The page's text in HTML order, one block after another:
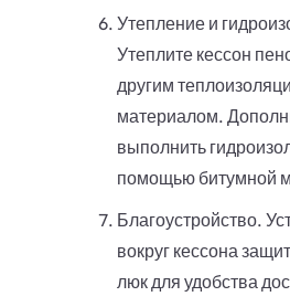
Утепление и
Утеплите кессон
другим
материалом.
выполнить
помощью битумной
Благоустройство.
вокруг кессона
люк для удобства